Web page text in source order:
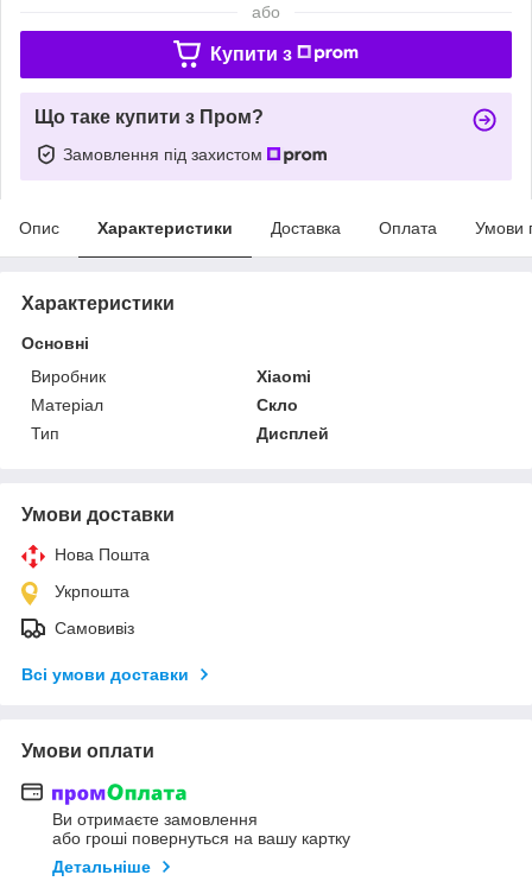
або
Купити з
Що таке купити з Пром?
Замовлення під захистом
Опис Характеристики Доставка Оплата Умови
Характеристики
Основні
Виробник
Xiaomi
Матеріал
Скло
Тип
Дисплей
Умови доставки
Нова Пошта
Укрпошта
Самовивіз
Всі умови доставки
Умови оплати
Ви отримаєте замовлення
або гроші повернуться на вашу картку
Детальніше